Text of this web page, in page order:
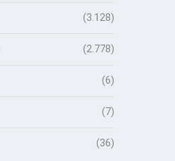
(3.128)
(2.778)
(6)
(7)
(36)